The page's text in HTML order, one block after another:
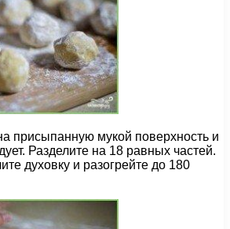
присыпанную мукой поверхность и
Разделите на 18 равных частей.
духовку и разогрейте до 180